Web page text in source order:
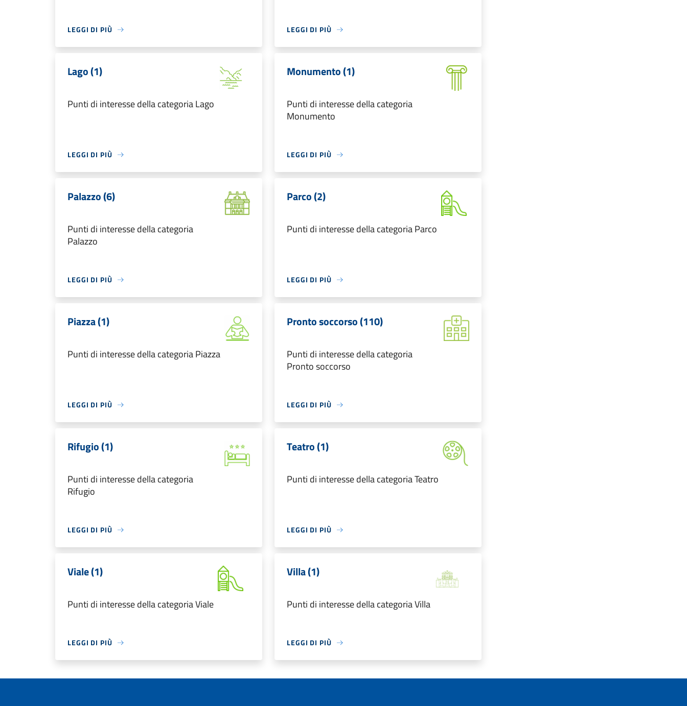
LEGGI DI PIÙ LEGGI DI PIÙ
Lago (1)
Punti di interesse della categoria Lago
LEGGI DI PIÙ
Monumento (1)
Punti di interesse della categoria
Monumento
LEGGI DI PIÙ
Palazzo (6)
Punti di interesse della categoria
Palazzo
LEGGI DI PIÙ
Parco (2)
Punti di interesse della categoria Parco
LEGGI DI PIÙ
Piazza (1)
Punti di interesse della categoria Piazza
LEGGI DI PIÙ
Pronto soccorso (110)
Punti di interesse della categoria
Pronto soccorso
LEGGI DI PIÙ
Rifugio (1)
Punti di interesse della categoria
Rifugio
LEGGI DI PIÙ
Teatro (1)
Punti di interesse della categoria Teatro
LEGGI DI PIÙ
Viale (1)
Punti di interesse della categoria Viale
LEGGI DI PIÙ
Villa (1)
Punti di interesse della categoria Villa
LEGGI DI PIÙ